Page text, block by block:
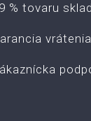
% tovaru